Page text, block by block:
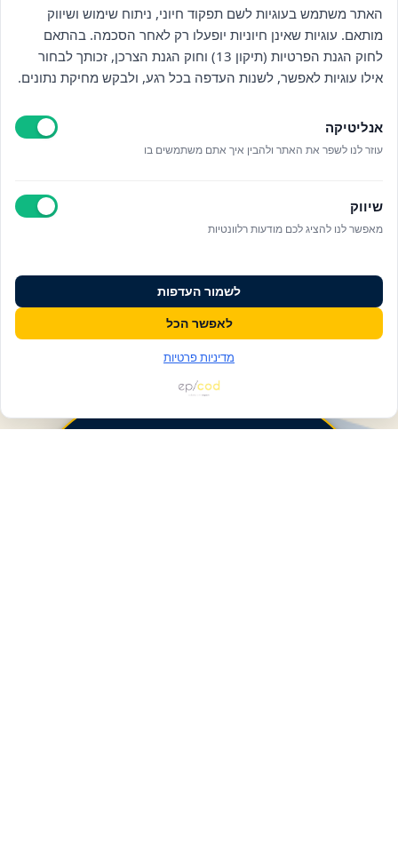
פעולות ומידע
האתר משתמש בעוגיות לשם תפקוד חיוני, ניתוח שימוש ושיווק
מותאם. עוגיות שאינן חיוניות יופעלו רק לאחר הסכמה. בהתאם
לחוק הגנת הפרטיות (תיקון 13) וחוק הגנת הצרכן, זכותך לבחור
אילו עוגיות לאפשר, לשנות העדפה בכל רגע, ולבקש מחיקת נתונים.
אנליטיקה
עוזר לנו לשפר את האתר ולהבין איך אתם משתמשים בו
שיווק
מאפשר לנו להציג לכם מודעות רלוונטיות
לשמור העדפות
לאפשר הכל
מדיניות פרטיות